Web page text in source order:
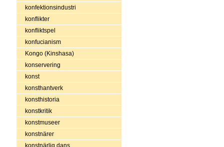
konfektionsindustri
konflikter
konfliktspel
konfucianism
Kongo (Kinshasa)
konservering
konst
konsthantverk
konsthistoria
konstkritik
konstmuseer
konstnärer
konstnärlig dans